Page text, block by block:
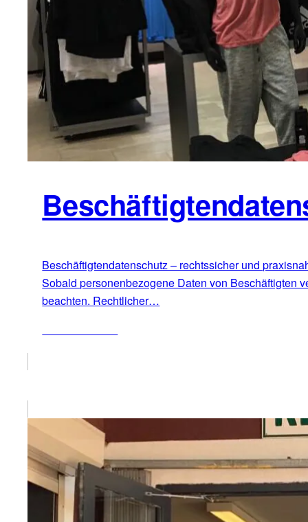
Beschäftigtendatenschutz – rechtssicher und
Sobald personenbezogene Daten von Beschäftigten
beachten. Rechtlicher…